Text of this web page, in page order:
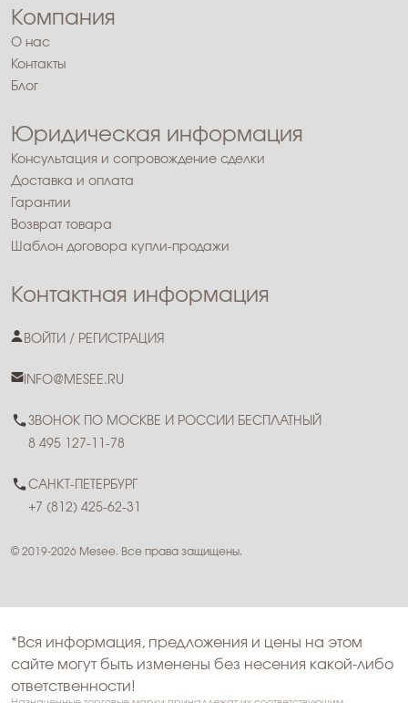
Компания
О нас
Контакты
Блог
Юридическая информация
Консультация и сопровождение сделки
Доставка и оплата
Гарантии
Возврат товара
Шаблон договора купли-продажи
Контактная информация
ВОЙТИ / РЕГИСТРАЦИЯ
INFO@MESEE.RU
ЗВОНОК ПО МОСКВЕ И РОССИИ БЕСПЛАТНЫЙ
8 495 127-11-78
САНКТ-ПЕТЕРБУРГ
+7 (812) 425-62-31
© 2019-2026 Mesee. Все права защищены.
*Вся информация, предложения и цены на этом
сайте могут быть изменены без несения какой-либо
ответственности!